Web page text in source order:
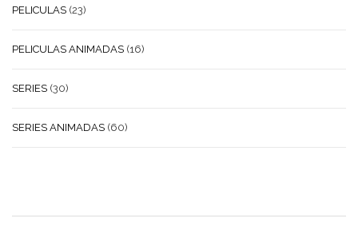
PELICULAS (23)
PELICULAS ANIMADAS (16)
SERIES (30)
SERIES ANIMADAS (60)